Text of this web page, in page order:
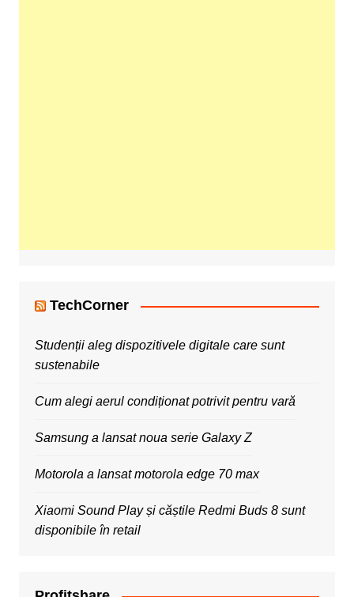
TechCorner
Studenții aleg dispozitivele digitale care sunt
sustenabile
Cum alegi aerul condiționat potrivit pentru vară
Samsung a lansat noua serie Galaxy Z
Motorola a lansat motorola edge 70 max
Xiaomi Sound Play și căștile Redmi Buds 8 sunt
disponibile în retail